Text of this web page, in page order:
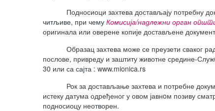
Подносиоци захтева достављају потребну
читљиве, при чему Комисија/надлежни орган
оригинала или оверене копије достављене
Образац захтева може се преузети сваког
послове, привреду и заштиту животне средине-
30 или са сајта : www.mionica.rs
Рок за достављање захтева и потребне
истеку датума одређеног у овом јавнoм позиву
подносиоцу неотворен.